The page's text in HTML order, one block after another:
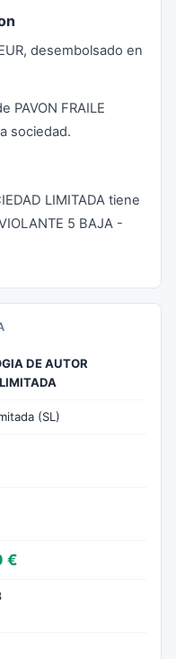
desembolsado en
PAVON FRAILE
sociedad.
LIMITADA tiene
5 BAJA -
DE AUTOR
(SL)
€